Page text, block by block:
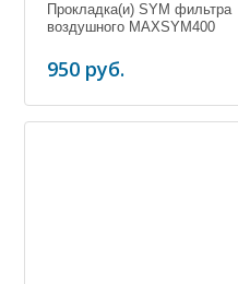
Прокладка(и) SYM фильтра
воздушного MAXSYM400
950 руб.